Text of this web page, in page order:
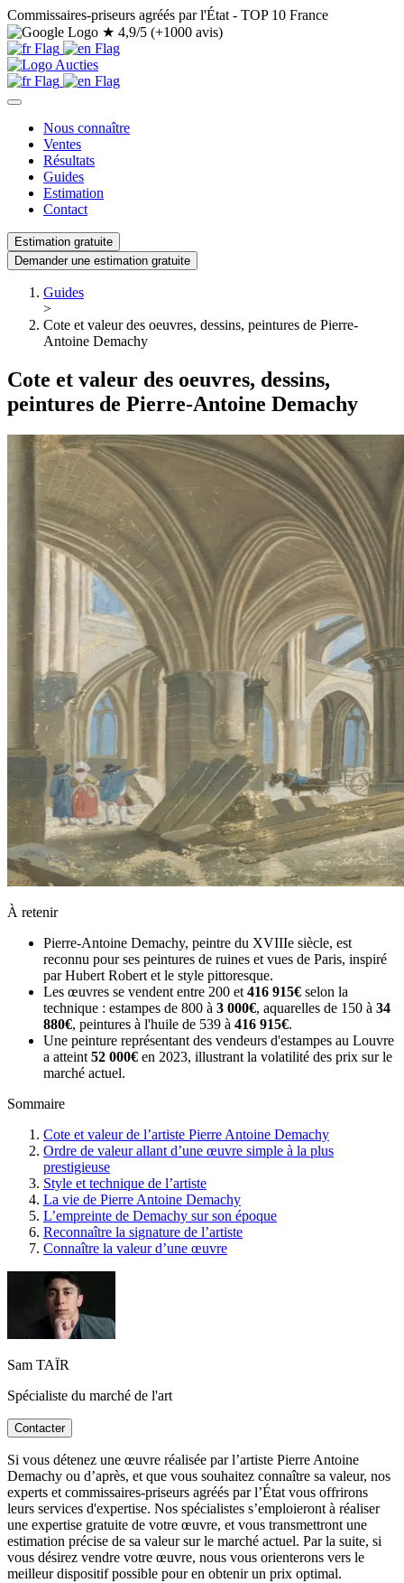
Commissaires-priseurs agréés par l'État - TOP 10 France
★ 4,9/5 (+1000 avis)
Nous connaître
Ventes
Résultats
Guides
Estimation
Contact
Estimation gratuite
Demander une estimation gratuite
Guides
>
Cote et valeur des oeuvres, dessins, peintures de Pierre-
Antoine Demachy
Cote et valeur des oeuvres, dessins,
peintures de Pierre-Antoine Demachy
À retenir
Pierre-Antoine Demachy, peintre du XVIIIe siècle, est
reconnu pour ses peintures de ruines et vues de Paris, inspiré
par Hubert Robert et le style pittoresque.
Les œuvres se vendent entre 200 et 416 915€ selon la
technique : estampes de 800 à 3 000€, aquarelles de 150 à 34
880€, peintures à l'huile de 539 à 416 915€.
Une peinture représentant des vendeurs d'estampes au Louvre
a atteint 52 000€ en 2023, illustrant la volatilité des prix sur le
marché actuel.
Sommaire
Cote et valeur de l’artiste Pierre Antoine Demachy
Ordre de valeur allant d’une œuvre simple à la plus
prestigieuse
Style et technique de l’artiste
La vie de Pierre Antoine Demachy
L’empreinte de Demachy sur son époque
Reconnaître la signature de l’artiste
Connaître la valeur d’une œuvre
Sam TAÏR
Spécialiste du marché de l'art
Contacter
Si vous détenez une œuvre réalisée par l’artiste Pierre Antoine
Demachy ou d’après, et que vous souhaitez connaître sa valeur, nos
experts et commissaires-priseurs agréés par l’État vous offrirons
leurs services d'expertise. Nos spécialistes s’emploieront à réaliser
une expertise gratuite de votre œuvre, et vous transmettront une
estimation précise de sa valeur sur le marché actuel. Par la suite, si
vous désirez vendre votre œuvre, nous vous orienterons vers le
meilleur dispositif possible pour en obtenir un prix optimal.